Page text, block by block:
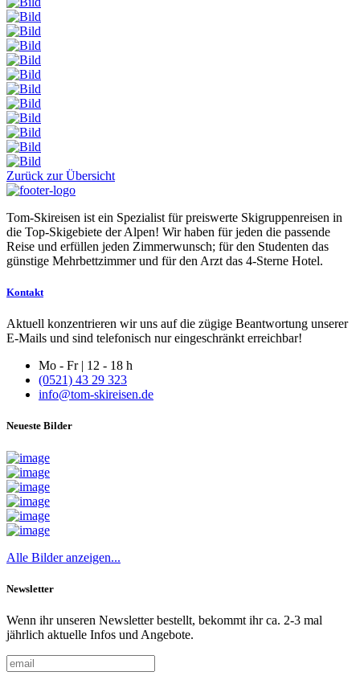
Zurück zur Übersicht
Tom-Skireisen ist ein Spezialist für preiswerte Skigruppenreisen in
die Top-Skigebiete der Alpen! Wir haben für jeden die passende
Reise und erfüllen jeden Zimmerwunsch; für den Studenten das
günstige Mehrbettzimmer und für den Arzt das 4-Sterne Hotel.
Kontakt
Aktuell konzentrieren wir uns auf die zügige Beantwortung unserer
E-Mails und sind telefonisch nur eingeschränkt erreichbar!
Mo - Fr | 12 - 18 h
(0521) 43 29 323
info@tom-skireisen.de
Neueste Bilder
Alle Bilder anzeigen...
Newsletter
Wenn ihr unseren Newsletter bestellt, bekommt ihr ca. 2-3 mal
jährlich aktuelle Infos und Angebote.